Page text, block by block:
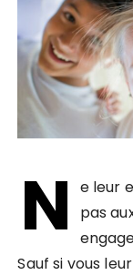
N
e leur
pas
Sauf si vous